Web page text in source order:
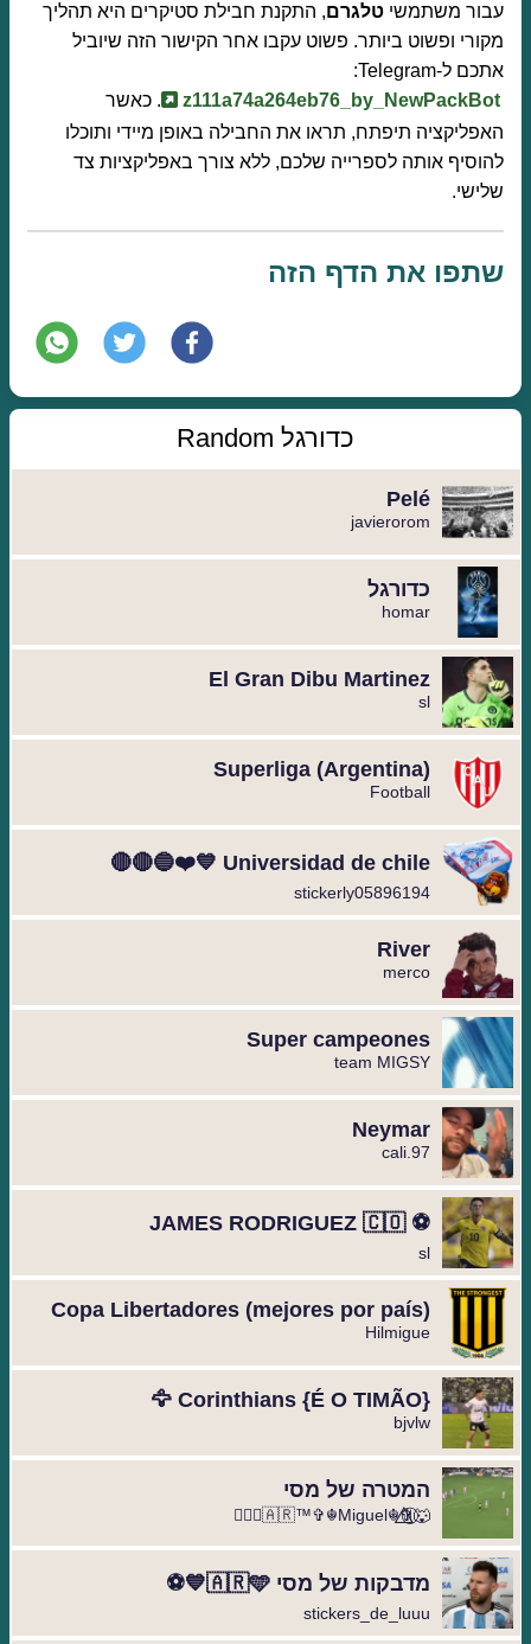
עבור משתמשי טלגרם, התקנת חבילת סטיקרים היא תהליך
מקורי ופשוט ביותר. פשוט עקבו אחר הקישור הזה שיוביל
אתכם ל-Telegram:
z111a74a264eb76_by_NewPackBot
. כאשר
האפליקציה תיפתח, תראו את החבילה באופן מיידי ותוכלו
להוסיף אותה לספרייה שלכם, ללא צורך באפליקציות צד
שלישי.
שתפו את הדף הזה
כדורגל Random
Pelé
javierorom
כדורגל
homar
El Gran Dibu Martinez
sl
Superliga (Argentina)
Football
Universidad de chile 💙❤️🔵🔴🔴
stickerly05896194
River
merco
Super campeones
team MIGSY
Neymar
cali.97
⚽️ JAMES RODRIGUEZ 🇨🇴
sl
Copa Libertadores (mejores por país)
Hilmigue
Corinthians {É O TIMÃO} 🦅
bjvlw
המטרה של מסי
🐺⃝⃒⃤⁩⁩✞☬Miguel☬✞⁨⁨⁨⃟⋮⃟🇦🇷™
מדבקות של מסי 🇦🇷🩵💙⚽️
stickers_de_luuu